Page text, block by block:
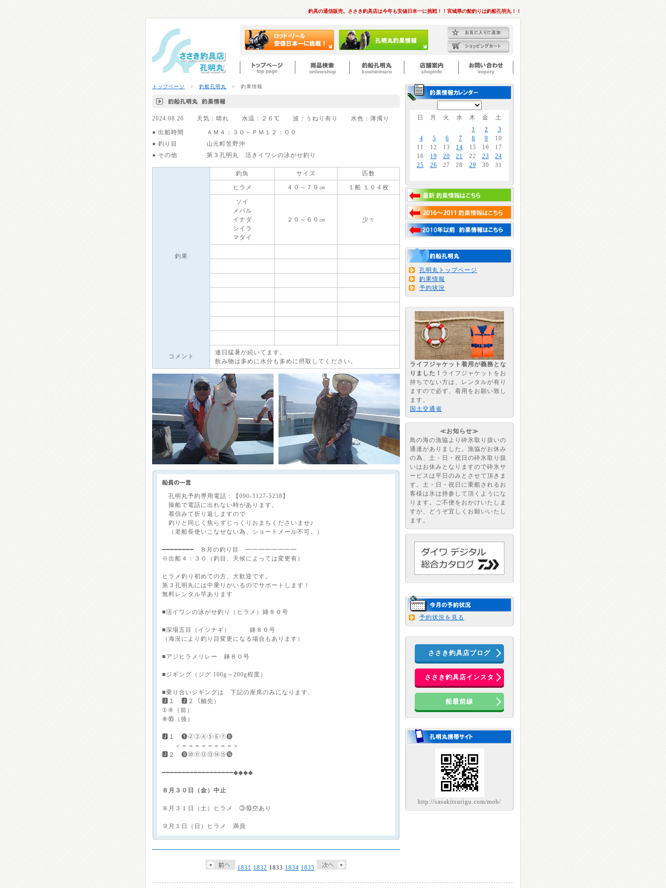
釣具の通信販売。ささき釣具店は今年も安値日本一に挑戦！！宮城県の船釣りは釣船孔明丸！！
トップページ > 釣船孔明丸 > 釣果情報
2024.08.26 天気：晴れ 水温：２６℃ 波：うねり有り 水色：薄濁り
● 出船時間
ＡＭ４：３０～ＰＭ１２：００
● 釣り目
山元町笠野沖
● その他
第３孔明丸 活きイワシの泳がせ釣り
釣果
釣魚 サイズ
匹数
ヒラメ
４０～７９㎝ １船 １０４枚
ソイ
メバル
イナダ
シイラ
マダイ
２０～６０㎝ 少々
コメント
連日猛暑が続いてます。
飲み物は多めに水分も多めに摂取してください。
孔明丸予約専用電話：【090-3127-5238】
操船で電話に出れない時があります。
着信みて折り返しますので
釣りと同じく焦らずじっくりおまちくださいませ♪
（老船長使いこなせない為、ショートメール不可。）
━━━━━━━━ ８月の釣り目 ━━━━━━━━
※出船４：３０（釣目、天候によっては変更有）
ヒラメ釣り初めての方、大歓迎です。
第３孔明丸には中乗りがいるのでサポートします！
無料レンタル竿あります
■活イワシの泳がせ釣り（ヒラメ）錘８０号
■深場五目（イシナギ） 錘８０号
（海況により釣り目変更になる場合もあります）
■アジヒラメリレー 錘８０号
■ジギング（ジグ 100g～200g程度）
■乗り合いジギングは 下記の座席のみになります。
🅹１ 🅹２（舳先）
①⑨（前）
⑧⑯（後）
🅹１ ❶②③④⑤⑥⑦❽
＜＝＝＝＝＝＝＝＝＞
🅹２ ❾⑩⑪⑫⑬⑭⑮⓰
━━━━━━━━━━━━━━━━━━◆◆◆◆
８月３０日（金）中止
８月３１日（土）ヒラメ ③⑩空あり
９月１日（日）ヒラメ 満員
1831 1832 1833 1834 1835
日 月 火 水 木 金
土
1
2
3
4
5 6 7 8 9
10
11
12 13 14 15 16
17
18
19 20 21 22 23
24
25
26 27 28 29 30 31
孔明丸トップページ
釣果情報
予約状況
ライフジャケット着用が義務とな
りました！ ライフジャケットをお
持ちでない方は、レンタルが有り
ますので必ず、着用をお願い致し
ます。
国土交通省
≪お知らせ≫
鳥の海の漁協より砕氷取り扱いの
通達がありました。漁協がお休み
の為、土・日・祝日の砕氷取り扱
いはお休みとなりますので砕氷サ
ービスは平日のみとさせて頂きま
す。土・日・祝日に乗船されるお
客様は氷は持参して頂くようにな
ります。ご不便をおかけいたしま
すが、どうぞ宜しくお願いいたし
ます。
予約状況を見る
ささき釣具店ブログ
ささき釣具店インスタ
船最前線
http://sasakitsurigu.com/mob/